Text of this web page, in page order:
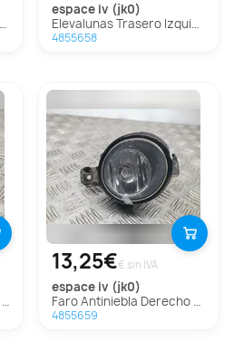
espace iv (jk0)
Elevalunas Trasero Izquierdo Para Renault Espace Iv
4855658
13,25€€ sin IVA
espace iv (jk0)
Faro Antiniebla Derecho Para Renault Espace Iv
4855659